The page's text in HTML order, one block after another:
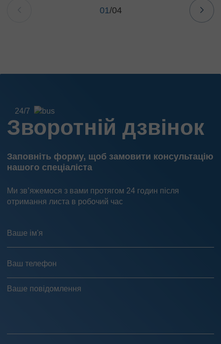
01/04
24/7
Зворотній дзвінок
Заповніть форму, щоб замовити консультацію
нашого спеціаліста
Ми зв’яжемося з вами протягом 24 годин після
отримання листа в робочий час